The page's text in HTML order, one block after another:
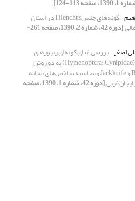
گونه‌های جنسFilenchus در استان
[دوره 42، شماره 2، 1390، صفحه 261-
اصغر بررسی غنای گونه‌ای زنبورهای
گالزای بلوط (Hymenoptera: Cynipidae) به دو روش
Rarefaction و Jackknife و محاسبه شاخص‌های تشابه
[دوره 42، شماره 1، 1390، صفحه